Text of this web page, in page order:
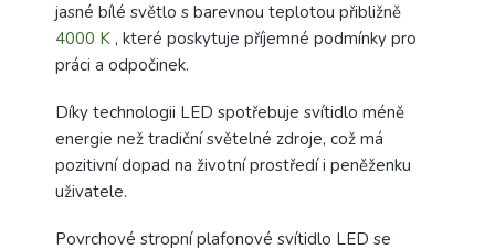
jasné bílé světlo s barevnou teplotou přibližně
4000 K , které poskytuje příjemné podmínky pro
práci a odpočinek.
Díky technologii LED spotřebuje svítidlo méně
energie než tradiční světelné zdroje, což má
pozitivní dopad na životní prostředí i peněženku
uživatele.
Povrchové stropní plafonové svítidlo LED se